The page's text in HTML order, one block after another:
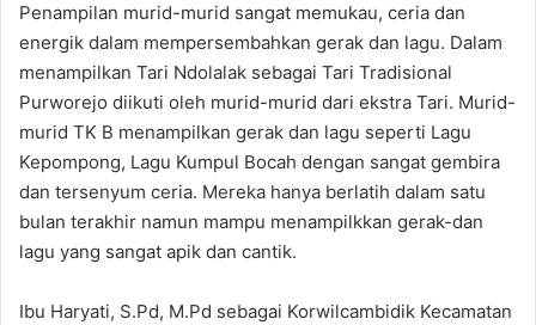
Penampilan murid-murid sangat memukau, ceria dan
energik dalam mempersembahkan gerak dan lagu. Dalam
menampilkan Tari Ndolalak sebagai Tari Tradisional
Purworejo diikuti oleh murid-murid dari ekstra Tari. Murid-
murid TK B menampilkan gerak dan lagu seperti Lagu
Kepompong, Lagu Kumpul Bocah dengan sangat gembira
dan tersenyum ceria. Mereka hanya berlatih dalam satu
bulan terakhir namun mampu menampilkkan gerak-dan
lagu yang sangat apik dan cantik.
Ibu Haryati, S.Pd, M.Pd sebagai Korwilcambidik Kecamatan